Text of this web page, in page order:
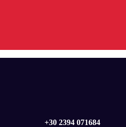
+30 2394 071684